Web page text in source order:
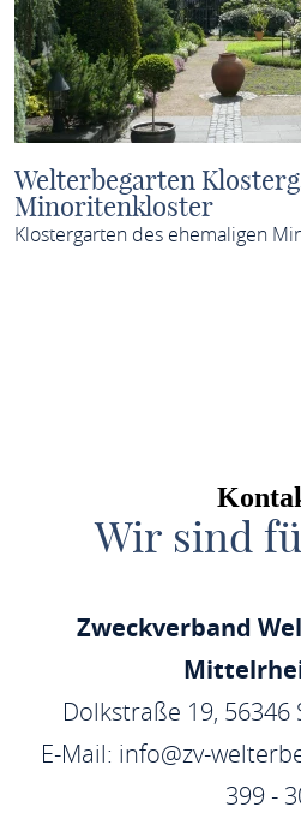
Welterbegarten
Minoritenkloster
Klostergarten des ehemaligen
Wir sind
Zweckverband
Dolkstraße 19, 56346
E-Mail: info@zv-
399 -